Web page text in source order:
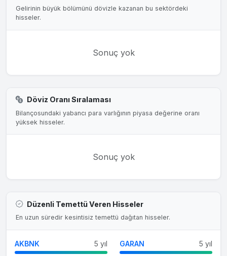
Gelirinin büyük bölümünü dövizle kazanan bu sektördeki
hisseler.
Sonuç yok
Döviz Oranı Sıralaması
Bilançosundaki yabancı para varlığının piyasa değerine oranı
yüksek hisseler.
Sonuç yok
Düzenli Temettü Veren Hisseler
En uzun süredir kesintisiz temettü dağıtan hisseler.
AKBNK 5 yıl GARAN 5 yıl